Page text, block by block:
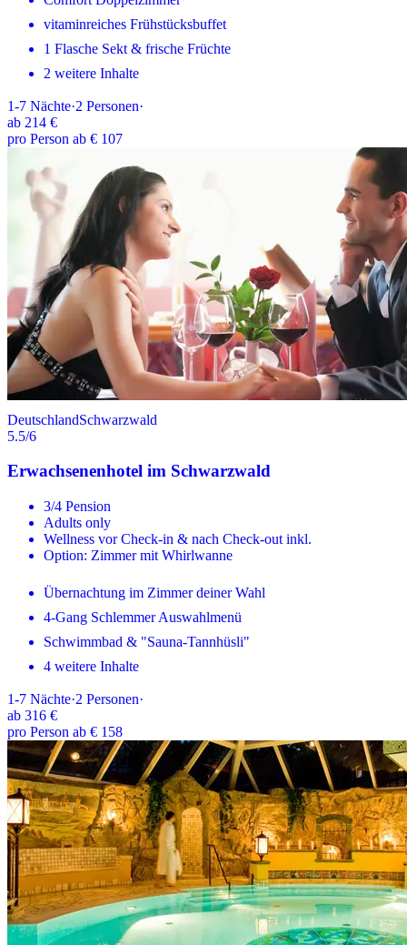
vitaminreiches Frühstücksbuffet
1 Flasche Sekt & frische Früchte
2 weitere Inhalte
1-7 Nächte·2 Personen·
ab 214 €
pro Person ab € 107
DeutschlandSchwarzwald
5.5/6
Erwachsenenhotel im Schwarzwald
3/4 Pension
Adults only
Wellness vor Check-in & nach Check-out inkl.
Option: Zimmer mit Whirlwanne
Übernachtung im Zimmer deiner Wahl
4-Gang Schlemmer Auswahlmenü
Schwimmbad & "Sauna-Tannhüsli"
4 weitere Inhalte
1-7 Nächte·2 Personen·
ab 316 €
pro Person ab € 158